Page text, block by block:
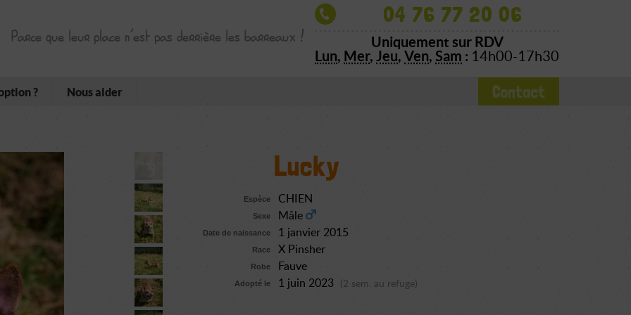
Parce que leur place n’est pas derrière les barreaux !
04 76 77 20 06
Uniquement sur RDV
Lun, Mer, Jeu, Ven, Sam : 14h00-17h30
? Nous aider Contact
Lucky
Espèce CHIEN
Sexe Mâle
Date de naissance 1 janvier 2015
Race X Pinsher
Robe Fauve
Adopté le 1 juin 2023 (2 sem. au refuge)